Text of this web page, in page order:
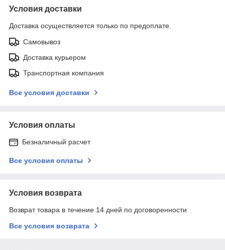
Условия доставки
Доставка осуществляется только по предоплате.
Самовывоз
Доставка курьером
Транспортная компания
Все условия доставки
Условия оплаты
Безналичный расчет
Все условия оплаты
Условия возврата
Возврат товара в течение 14 дней по договоренности
Все условия возврата